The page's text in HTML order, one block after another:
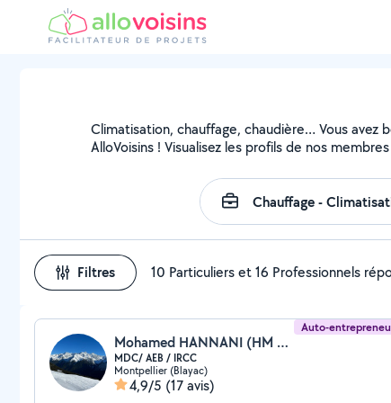
Climatisation, chauffage, chaudière… Vous avez
AlloVoisins ! Visualisez les profils de nos
Filtres 10 Particuliers et 16 Professionnels
Auto-
Mohamed HANNANI (HM SSC)
MDC/ AEB / IRCC
Montpellier (Blayac)
4,9/5 (17 avis)